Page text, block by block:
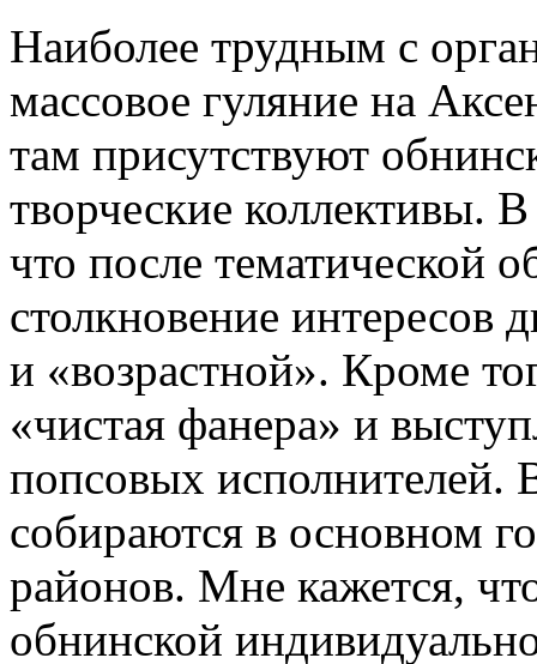
Наиболее трудным с
массовое гуляние на
там присутствуют
творческие коллективы.
что после тематической
столкновение
и «возрастной». Кроме
«чистая фанера» и
попсовых исполнителей.
собираются в основном
районов. Мне кажется,
обнинской